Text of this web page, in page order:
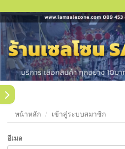
หน้าหลัก เข้าสู่ระบบสมาชิก
อีเมล